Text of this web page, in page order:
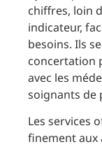
chiffres, loin
indicateur,
besoins. Ils
concertation
avec les
soignants de
Les services
finement aux